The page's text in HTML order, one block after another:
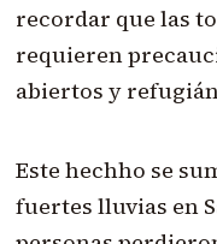
recordar que las
requieren
abiertos y
Este hechho se
fuertes lluvias en